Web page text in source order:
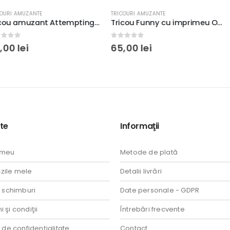
Tricou amuzant Attempting To Give A Fuck, rezistent la spălări, regular fit, bumbac 100%, culoare alb
TRICOURI AMUZANTE
Tricou Funny cu imprimeu Once In A While Someone Amazing Comes Along And Here I Am, bumbac 100%
TRICOURI
mele
schimburi
şi condiţii
de confidenţialitate
Informaţii
Metode de plată
Detalii livrări
Date personale - GDPR
Întrebări frecvente
Contact